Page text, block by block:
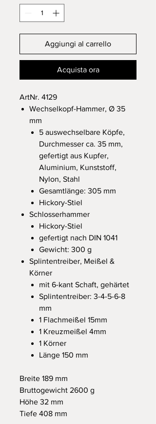
Aggiungi al carrello
Acquista ora
ArtNr. 4129
Wechselkopf-Hammer, Ø 35
mm
5 auswechselbare Köpfe,
Durchmesser ca. 35 mm,
gefertigt aus Kupfer,
Aluminium, Kunststoff,
Nylon, Stahl
Gesamtlänge: 305 mm
Hickory-Stiel
Schlosserhammer
Hickory-Stiel
gefertigt nach DIN 1041
Gewicht: 300 g
Splintentreiber, Meißel &
Körner
mit 6-kant Schaft, gehärtet
Splintentreiber: 3-4-5-6-8
mm
1 Flachmeißel 15mm
1 Kreuzmeißel 4mm
1 Körner
Länge 150 mm
Breite 189 mm
Bruttogewicht 2600 g
Höhe 32 mm
Tiefe 408 mm